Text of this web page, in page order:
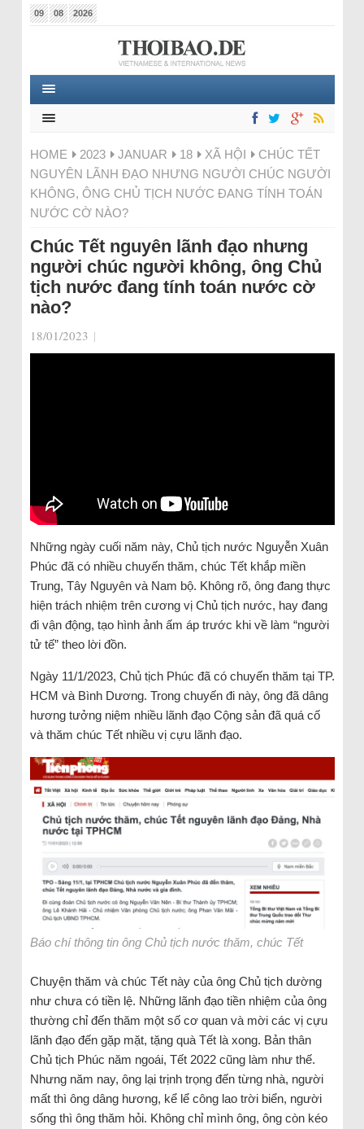
09 08 2026
HOME 2023 JANUAR 18 XÃ HỘI
CHÚC TẾT
NGUYÊN LÃNH ĐẠO NHƯNG NGƯỜI CHÚC NGƯỜI
KHÔNG, ÔNG CHỦ TỊCH NƯỚC ĐANG TÍNH TOÁN
NƯỚC CỜ NÀO?
Chúc Tết nguyên lãnh đạo nhưng
người chúc người không, ông Chủ
tịch nước đang tính toán nước cờ
nào?
18/01/2023 |
Những ngày cuối năm này, Chủ tịch nước Nguyễn Xuân
Phúc đã có nhiều chuyến thăm, chúc Tết khắp miền
Trung, Tây Nguyên và Nam bộ. Không rõ, ông đang thực
hiện trách nhiệm trên cương vị Chủ tịch nước, hay đang
đi vận động, tạo hình ảnh ấm áp trước khi về làm “người
tử tế” theo lời đồn.
Ngày 11/1/2023, Chủ tịch Phúc đã có chuyến thăm tại TP.
HCM và Bình Dương. Trong chuyến đi này, ông đã dâng
hương tưởng niệm nhiều lãnh đạo Cộng sản đã quá cố
và thăm chúc Tết nhiều vị cựu lãnh đạo.
Báo chí thông tin ông Chủ tịch nước thăm, chúc Tết
Chuyện thăm và chúc Tết này của ông Chủ tịch dường
như chưa có tiền lệ. Những lãnh đạo tiền nhiệm của ông
thường chỉ đến thăm một số cơ quan và mời các vị cựu
lãnh đạo đến gặp mặt, tặng quà Tết là xong. Bản thân
Chủ tịch Phúc năm ngoái, Tết 2022 cũng làm như thế.
Nhưng năm nay, ông lại trịnh trọng đến từng nhà, người
mất thì ông dâng hương, kể lể công lao trời biển, người
sống thì ông thăm hỏi. Không chỉ mình ông, ông còn kéo